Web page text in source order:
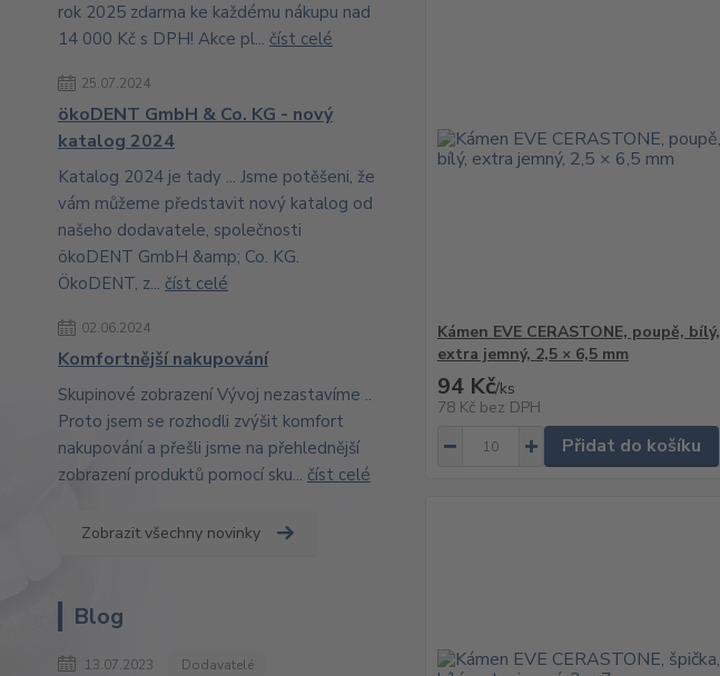
rok 2025 zdarma ke každému nákupu nad
14 000 Kč s DPH! Akce pl... číst celé
25.07.2024
ökoDENT GmbH & Co. KG - nový
katalog 2024
Katalog 2024 je tady ... Jsme potěšeni, že
vám můžeme představit nový katalog od
našeho dodavatele, společnosti
ökoDENT GmbH &amp; Co. KG.
ÖkoDENT, z... číst celé
02.06.2024
Komfortnější nakupování
Skupinové zobrazení Vývoj nezastavíme ..
Proto jsem se rozhodli zvýšit komfort
nakupování a přešli jsme na přehlednější
zobrazení produktů pomocí sku... číst celé
Zobrazit všechny novinky
Blog
13.07.2023 Dodavatelé
Kámen EVE CERASTONE, poupě, bílý,
extra jemný, 2,5 × 6,5 mm
94 Kč/ks
78 Kč bez DPH
Přidat do košíku